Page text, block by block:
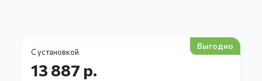
С установкой
Выгодно
13 887 р.